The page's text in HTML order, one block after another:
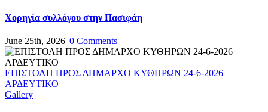
Χορηγία συλλόγου στην Πασιφάη
June 25th, 2026| 0 Comments
ΕΠΙΣΤΟΛΗ ΠΡΟΣ ΔΗΜΑΡΧΟ ΚΥΘΗΡΩΝ 24-6-2026
ΑΡΔΕΥΤΙΚΟ
Gallery